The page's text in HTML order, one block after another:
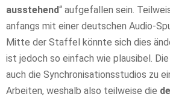
ausstehend“ aufgefallen sein.
anfangs mit einer deutschen Audio-
Mitte der Staffel könnte sich dies
ist jedoch so einfach wie plausibel. Die
auch die Synchronisationsstudios zu
Arbeiten, weshalb also teilweise die